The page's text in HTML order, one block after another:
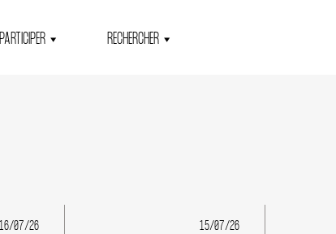
PARTICIPER RECHERCHER
16/07/26 15/07/26